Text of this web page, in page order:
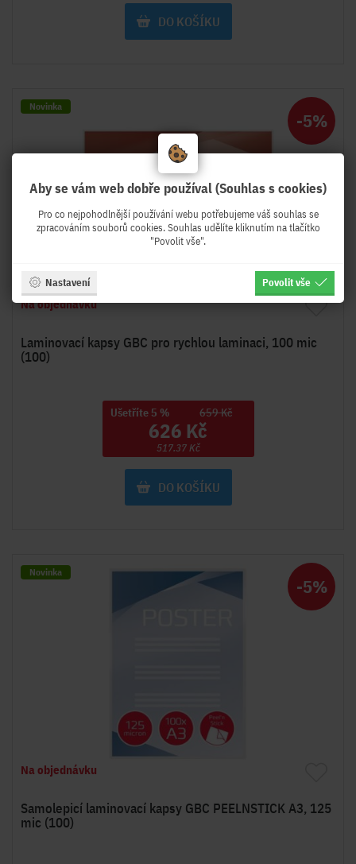
DO KOŠÍKU
Novinka
-5%
Na objednávku
Laminovací kapsy GBC pro rychlou laminaci, 100 mic
(100)
Ušetříte 5 % 659 Kč
626 Kč
517.37 Kč
DO KOŠÍKU
Novinka
-5%
Na objednávku
Samolepicí laminovací kapsy GBC PEELNSTICK A3, 125
mic (100)
Aby se vám web dobře používal (Souhlas s cookies)
Pro co nejpohodlnější používání webu potřebujeme váš souhlas se
zpracováním souborů cookies. Souhlas udělíte kliknutím na tlačítko
"Povolit vše".
Nastavení Povolit vše